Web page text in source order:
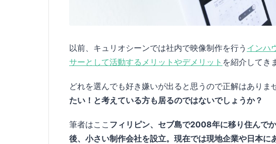
以前、キュリオシーンでは社内で映像制作を行う インハ
サーとして活動するメリットやデメリット を紹介してき
どれを選んでも好き嫌いが出ると思うので正解はありま
たい！と考えている方も居るのではないでしょうか？
筆者はここ フィリピン、セブ島で2008年に移り住んで
後、小さい制作会社を設立。現在では現地企業や日本